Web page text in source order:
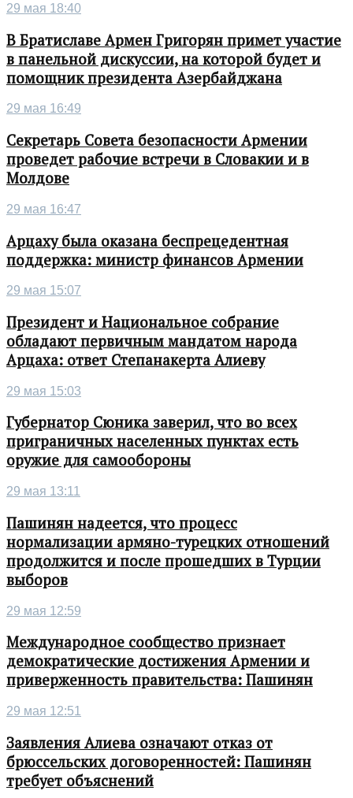
29 мая 18:40
В Братиславе Армен Григорян примет участие
в панельной дискуссии, на которой будет и
помощник президента Азербайджана
29 мая 16:49
Секретарь Совета безопасности Армении
проведет рабочие встречи в Словакии и в
Молдове
29 мая 16:47
Арцаху была оказана беспрецедентная
поддержка: министр финансов Армении
29 мая 15:07
Президент и Национальное собрание
обладают первичным мандатом народа
Арцаха: ответ Степанакерта Алиеву
29 мая 15:03
Губернатор Сюника заверил, что во всех
приграничных населенных пунктах есть
оружие для самообороны
29 мая 13:11
Пашинян надеется, что процесс
нормализации армяно-турецких отношений
продолжится и после прошедших в Турции
выборов
29 мая 12:59
Международное сообщество признает
демократические достижения Армении и
приверженность правительства: Пашинян
29 мая 12:51
Заявления Алиева означают отказ от
брюссельских договоренностей: Пашинян
требует объяснений